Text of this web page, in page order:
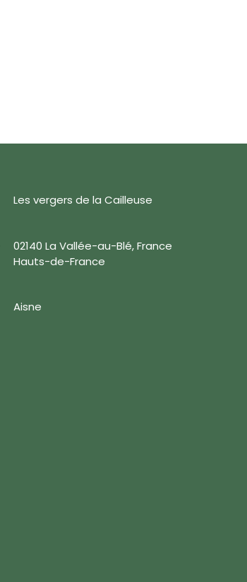
Les vergers de la Cailleuse
02140 La Vallée-au-Blé, France
Hauts-de-France
Aisne